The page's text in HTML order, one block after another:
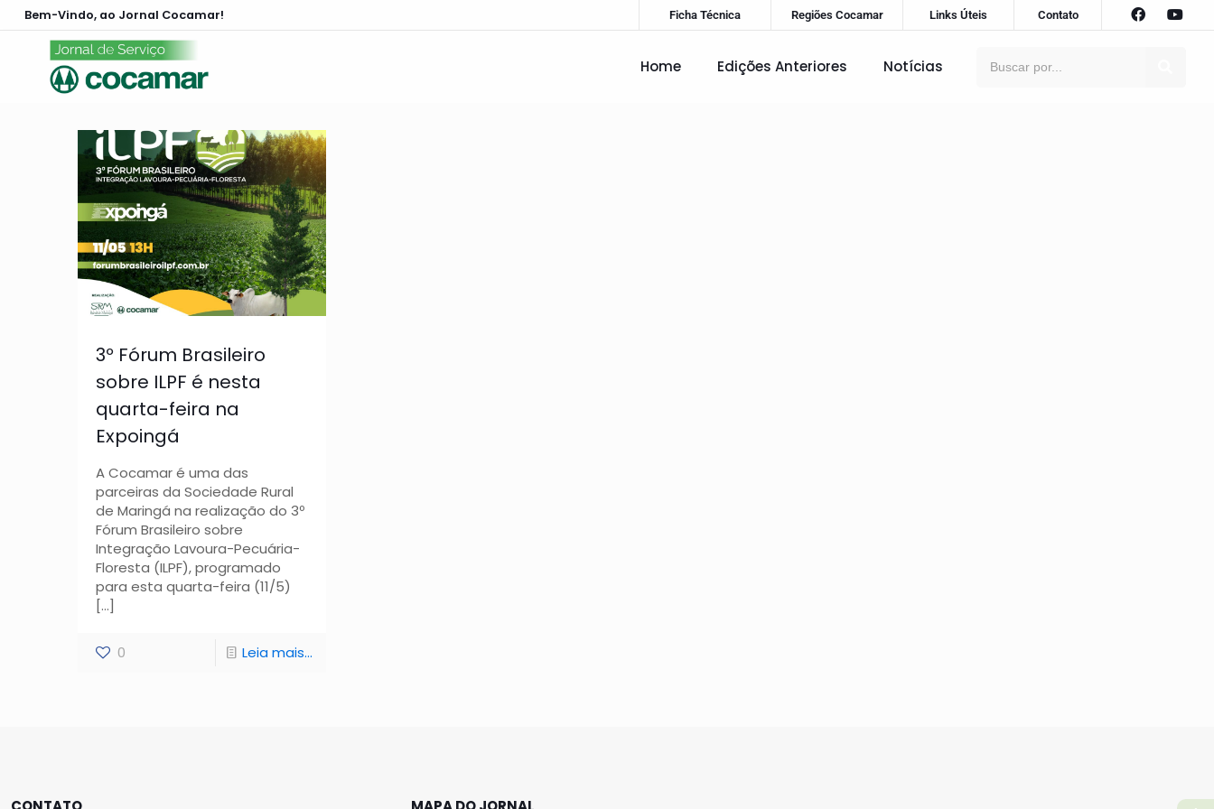
Bem-Vindo, ao Jornal Cocamar! Ficha Técnica Regiões Cocamar Links Úteis Contato
Home Edições Anteriores Notícias
3º Fórum Brasileiro
sobre ILPF é nesta
quarta-feira na
Expoingá
A Cocamar é uma das
parceiras da Sociedade Rural
de Maringá na realização do 3º
Fórum Brasileiro sobre
Integração Lavoura-Pecuária-
Floresta (ILPF), programado
para esta quarta-feira (11/5)
[…]
0 Leia mais...